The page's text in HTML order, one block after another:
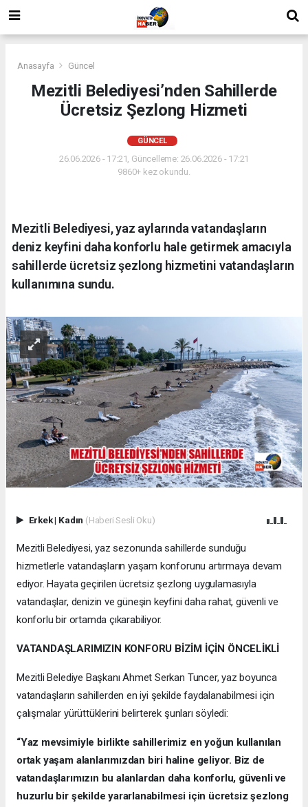
Anasayfa Güncel
Mezitli Belediyesi’nden Sahillerde
Ücretsiz Şezlong Hizmeti
GÜNCEL
26.06.2026 - 17:21, Güncelleme: 26.06.2026 - 17:21
9860+ kez okundu.
Mezitli Belediyesi, yaz aylarında vatandaşların
deniz keyfini daha konforlu hale getirmek amacıyla
sahillerde ücretsiz şezlong hizmetini vatandaşların
kullanımına sundu.
Erkek| Kadın (Haberi Sesli Oku)
Mezitli Belediyesi, yaz sezonunda sahillerde sunduğu
hizmetlerle vatandaşların yaşam konforunu artırmaya devam
ediyor. Hayata geçirilen ücretsiz şezlong uygulamasıyla
vatandaşlar, denizin ve güneşin keyfini daha rahat, güvenli ve
konforlu bir ortamda çıkarabiliyor.
VATANDAŞLARIMIZIN KONFORU BİZİM İÇİN ÖNCELİKLİ
Mezitli Belediye Başkanı Ahmet Serkan Tuncer, yaz boyunca
vatandaşların sahillerden en iyi şekilde faydalanabilmesi için
çalışmalar yürüttüklerini belirterek şunları söyledi:
“Yaz mevsimiyle birlikte sahillerimiz en yoğun kullanılan
ortak yaşam alanlarımızdan biri haline geliyor. Biz de
vatandaşlarımızın bu alanlardan daha konforlu, güvenli ve
huzurlu bir şekilde yararlanabilmesi için ücretsiz şezlong